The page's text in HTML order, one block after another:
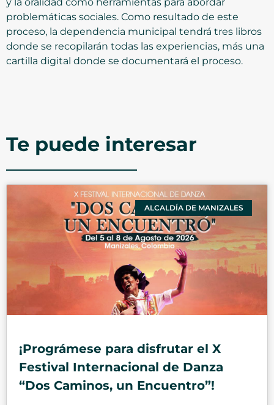
problemáticas sociales. Como resultado de este
proceso, la dependencia municipal tendrá tres libros
donde se recopilarán todas las experiencias, más una
cartilla digital donde se documentará el proceso.
Te puede interesar
ALCALDÍA DE MANIZALES
¡Prográmese para disfrutar el X
Festival Internacional de Danza
“Dos Caminos, un Encuentro”!